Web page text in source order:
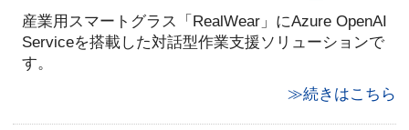
産業用スマートグラス「RealWear」にAzure OpenAI
Serviceを搭載した対話型作業支援ソリューションで
す。
≫続きはこちら